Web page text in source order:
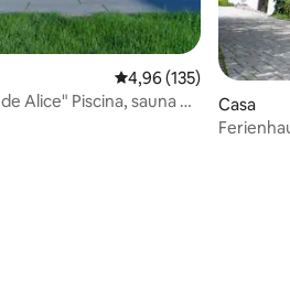
Classificação média de
4,96 (135)
Alice" Piscina, sauna e
Casa